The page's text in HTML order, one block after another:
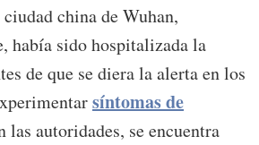
china de Wuhan,
había sido hospitalizada la
de que se diera la alerta en los
síntomas de
las autoridades, se encuentra